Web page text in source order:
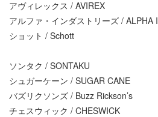
アヴィレックス / AVIREX
アルファ・インダストリーズ / ALPHA
ショット / Schott
ソンタク / SONTAKU
シュガーケーン / SUGAR CANE
バズリクソンズ / Buzz Rickson’s
チェスウィック / CHESWICK